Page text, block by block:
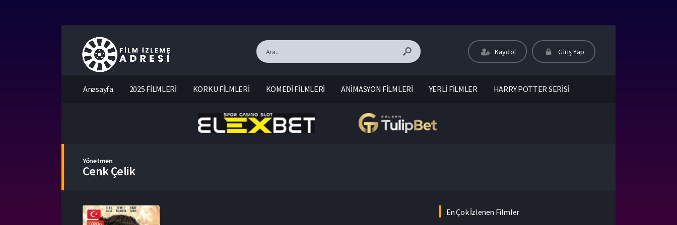
Kaydol Giriş Yap
Anasayfa 2025 FİLMLERİ KORKU FİLMLERİ KOMEDİ FİLMLERİ ANİMASYON FİLMLERİ YERLİ FİLMLER HARRY POTTER SERİSİ
Yönetmen
Cenk Çelik
En Çok İzlenen Filmler